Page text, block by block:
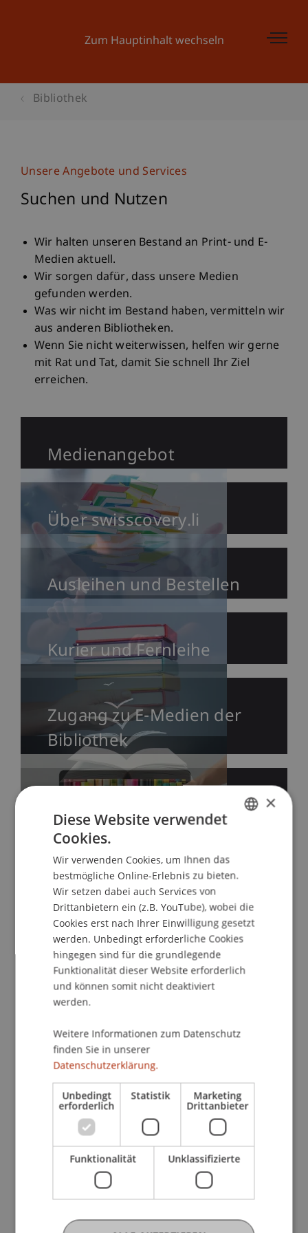
Zum Hauptinhalt wechseln
Bibliothek
Unsere Angebote und Services
Suchen und Nutzen
Wir halten unseren Bestand an Print- und E-
Medien aktuell.
Wir sorgen dafür, dass unsere Medien
gefunden werden.
Was wir nicht im Bestand haben, vermitteln wir
aus anderen Bibliotheken.
Wenn Sie nicht weiterwissen, helfen wir gerne
mit Rat und Tat, damit Sie schnell Ihr Ziel
erreichen.
Medienangebot
Über swisscovery.li
Ausleihen und Bestellen
Kurier und Fernleihe
Zugang zu E-Medien der
Bibliothek
Zeitschriften
Zeitungen
×
Diese Website verwendet
Cookies.
Wir verwenden Cookies, um Ihnen das
bestmögliche Online-Erlebnis zu bieten.
Wir setzen dabei auch Services von
Drittanbietern ein (z.B. YouTube), wobei die
Cookies erst nach Ihrer Einwilligung gesetzt
werden. Unbedingt erforderliche Cookies
hingegen sind für die grundlegende
Funktionalität dieser Website erforderlich
und können somit nicht deaktiviert
werden.
Weitere Informationen zum Datenschutz
finden Sie in unserer
Datenschutzerklärung.
Unbedingt
erforderlich
Statistik Marketing
Drittanbieter
Funktionalität Unklassifizierte